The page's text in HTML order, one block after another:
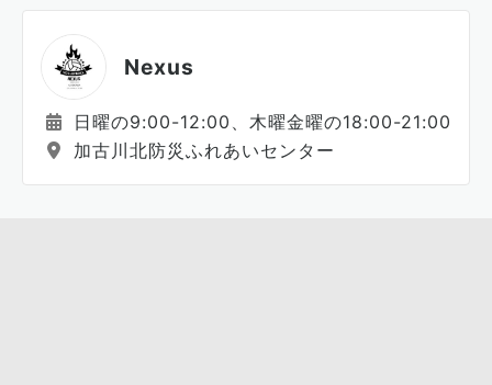
Nexus
日曜の9:00-12:00、木曜金曜の18:00-21:00
加古川北防災ふれあいセンター